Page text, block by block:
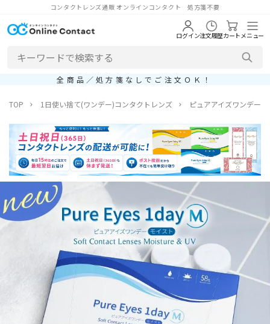
コンタクトレンズ通販 オンラインコンタクト 処方箋不要
ログイン注文履歴カートメニュー
全商品／処方箋なしでご注文ＯＫ！
TOP 1日使い捨て(ワンデー)コンタクトレンズ ピュアアイズワンデーM